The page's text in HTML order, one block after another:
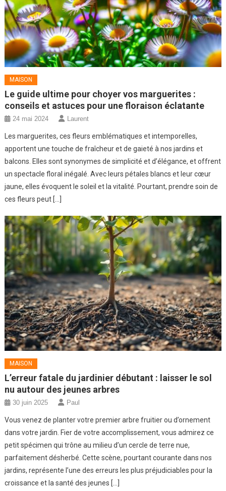
MAISON
Le guide ultime pour choyer vos marguerites :
conseils et astuces pour une floraison éclatante
24 mai 2024 Laurent
Les marguerites, ces fleurs emblématiques et intemporelles,
apportent une touche de fraîcheur et de gaieté à nos jardins et
balcons. Elles sont synonymes de simplicité et d’élégance, et offrent
un spectacle floral inégalé. Avec leurs pétales blancs et leur cœur
jaune, elles évoquent le soleil et la vitalité. Pourtant, prendre soin de
ces fleurs peut […]
MAISON
L’erreur fatale du jardinier débutant : laisser le sol
nu autour des jeunes arbres
30 juin 2025 Paul
Vous venez de planter votre premier arbre fruitier ou d’ornement
dans votre jardin. Fier de votre accomplissement, vous admirez ce
petit spécimen qui trône au milieu d’un cercle de terre nue,
parfaitement désherbé. Cette scène, pourtant courante dans nos
jardins, représente l’une des erreurs les plus préjudiciables pour la
croissance et la santé des jeunes […]